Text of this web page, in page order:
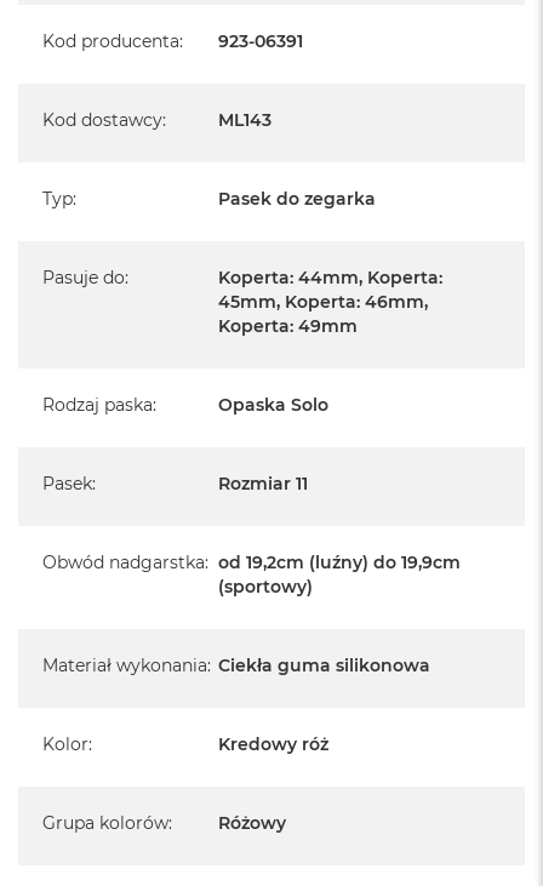
Kod producenta: 923-06391
Kod dostawcy: ML143
Typ: Pasek do zegarka
Pasuje do:
Koperta: 44mm, Koperta:
45mm, Koperta: 46mm,
Koperta: 49mm
Rodzaj paska: Opaska Solo
Pasek: Rozmiar 11
Obwód nadgarstka: od 19,2cm (luźny) do 19,9cm
(sportowy)
Materiał wykonania: Ciekła guma silikonowa
Kolor: Kredowy róż
Grupa kolorów: Różowy